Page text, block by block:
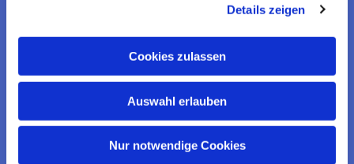
Details zeigen
Cookies zulassen
Auswahl erlauben
Nur notwendige Cookies
KONTAKT AUFNEHMEN
Ev. Kirchengemeinde Witzenhausen